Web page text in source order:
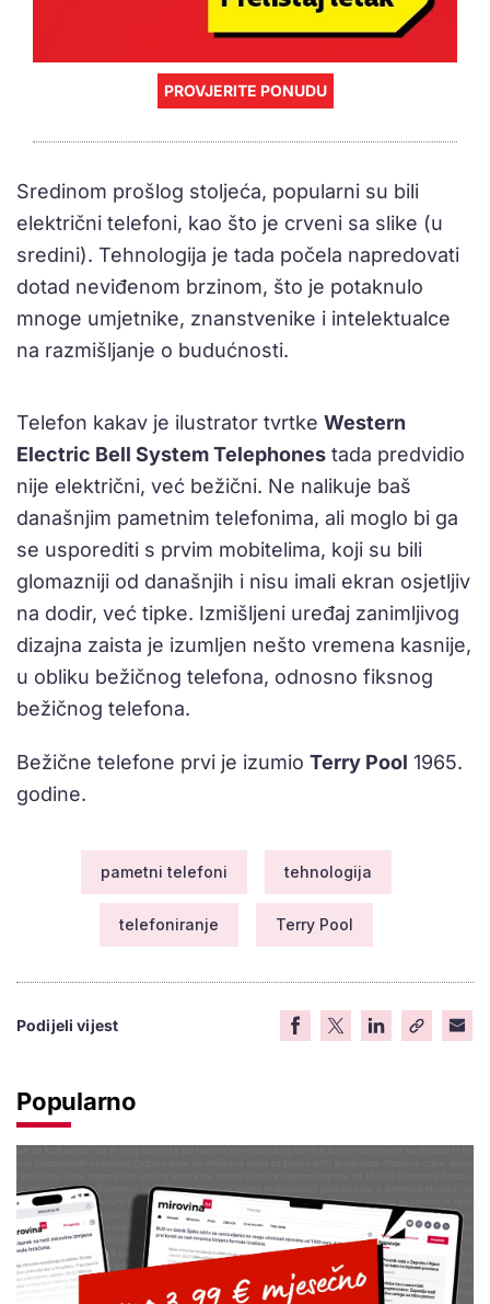
PROVJERITE PONUDU
Sredinom prošlog stoljeća, popularni su bili
električni telefoni, kao što je crveni sa slike (u
sredini). Tehnologija je tada počela napredovati
dotad neviđenom brzinom, što je potaknulo
mnoge umjetnike, znanstvenike i intelektualce
na razmišljanje o budućnosti.
Telefon kakav je ilustrator tvrtke Western
Electric Bell System Telephones tada predvidio
nije električni, već bežični. Ne nalikuje baš
današnjim pametnim telefonima, ali moglo bi ga
se usporediti s prvim mobitelima, koji su bili
glomazniji od današnjih i nisu imali ekran osjetljiv
na dodir, već tipke. Izmišljeni uređaj zanimljivog
dizajna zaista je izumljen nešto vremena kasnije,
u obliku bežičnog telefona, odnosno fiksnog
bežičnog telefona.
Bežične telefone prvi je izumio Terry Pool 1965.
godine.
pametni telefoni tehnologija
telefoniranje Terry Pool
Podijeli vijest
Popularno